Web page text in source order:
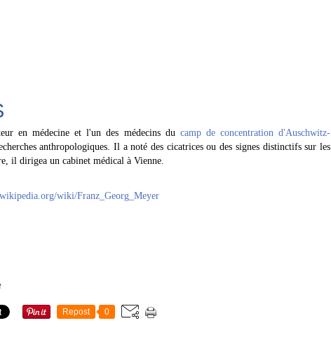
en médecine et l'un des médecins du camp de concentration d'Auschwitz-
anthropologiques. Il a noté des cicatrices ou des signes distinctifs sur les
il dirigea un cabinet médical à Vienne.
wiki/Franz_Georg_Meyer
Repost 0